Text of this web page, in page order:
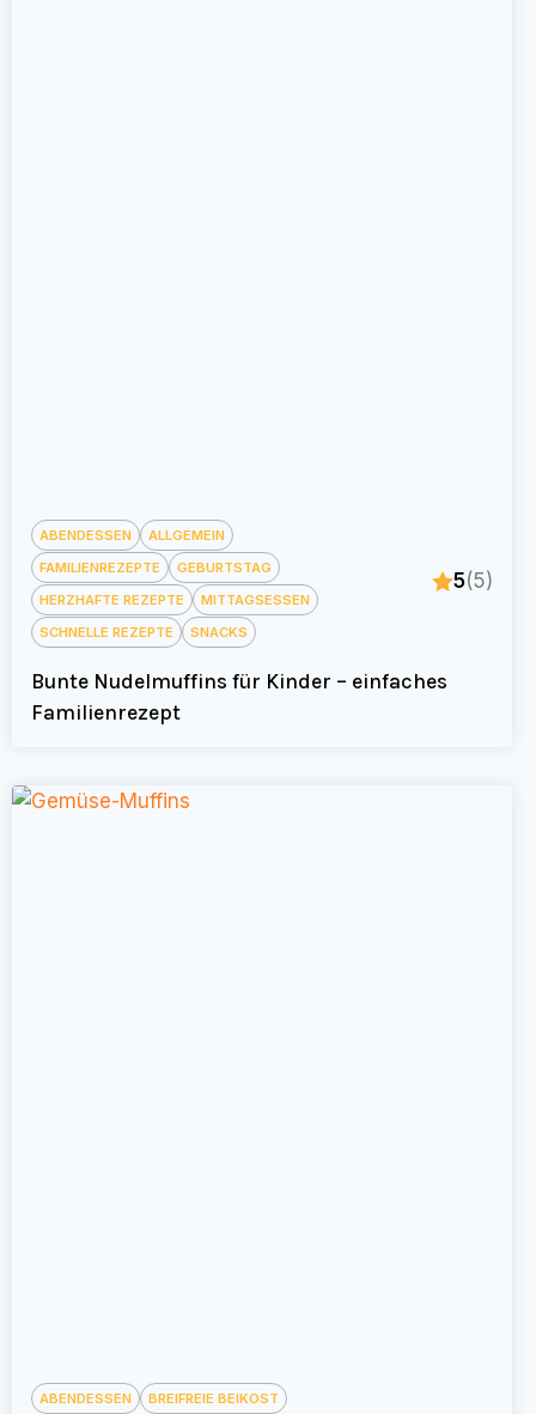
ABENDESSEN
ALLGEMEIN
FAMILIENREZEPTE
GEBURTSTAG
HERZHAFTE REZEPTE
MITTAGSESSEN
SCHNELLE REZEPTE
SNACKS
5(5)
Bunte Nudelmuffins für Kinder – einfaches
Familienrezept
ABENDESSEN
BREIFREIE BEIKOST